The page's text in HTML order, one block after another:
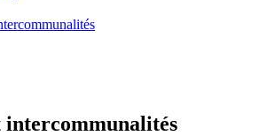
intercommunalités